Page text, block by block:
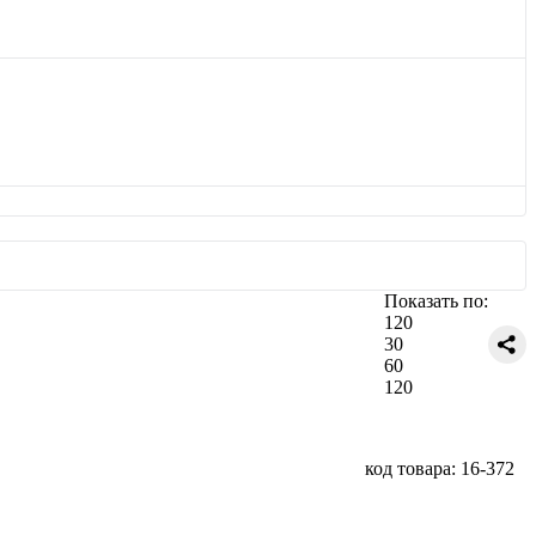
Показать по:
120
30
60
120
код товара: 16-372